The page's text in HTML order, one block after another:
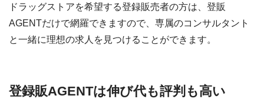
ドラッグストアを希望する登録販売者の方は、登販
AGENTだけで網羅できますので、専属のコンサルタント
と一緒に理想の求人を見つけることができます。
登録販AGENTは伸び代も評判も高い